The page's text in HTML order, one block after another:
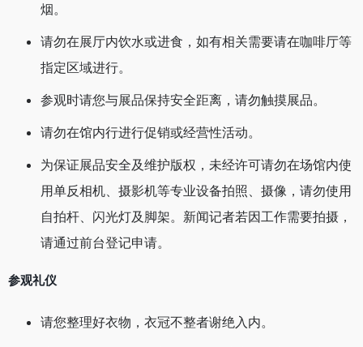
烟。
请勿在展厅内饮水或进食，如有相关需要请在咖啡厅等
指定区域进行。
参观时请您与展品保持安全距离，请勿触摸展品。
请勿在馆内行进行促销或经营性活动。
为保证展品安全及维护版权，未经许可请勿在场馆内使
用单反相机、摄影机等专业设备拍照、摄像，请勿使用
自拍杆、闪光灯及脚架。新闻记者若因工作需要拍摄，
请通过前台登记申请。
参观礼仪
请您整理好衣物，衣冠不整者谢绝入内。